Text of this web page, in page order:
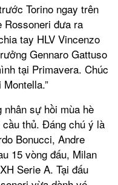
Torino ngay trên
Rossoneri đưa ra
tay HLV Vincenzo
Gennaro Gattuso
tại Primavera. Chúc
sự hồi mùa hè
thủ. Đáng chú ý là
Bonucci, Andre
15 vòng đấu, Milan
Serie A. Tại đấu